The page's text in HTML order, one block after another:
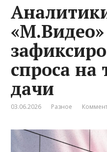
«М.Видео»
спроса на
дачи
03.06.2026 Разное